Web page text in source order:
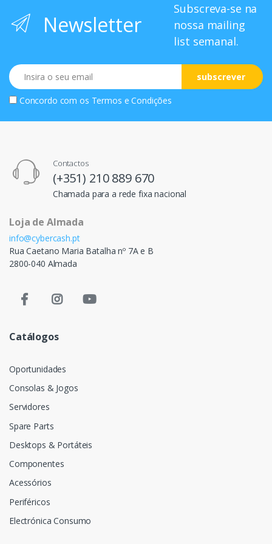
Newsletter
Subscreva-se na
nossa mailing
list semanal.
Email
subscrever
Concordo com os Termos e Condições
Contactos
(+351) 210 889 670
Chamada para a rede fixa nacional
Loja de Almada
info@cybercash.pt
Rua Caetano Maria Batalha nº 7A e B
2800-040 Almada
Catálogos
Oportunidades
Consolas & Jogos
Servidores
Spare Parts
Desktops & Portáteis
Componentes
Acessórios
Periféricos
Electrónica Consumo